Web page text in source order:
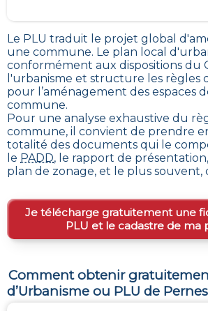
Le PLU traduit le projet global
une commune. Le plan local
conformément aux dispositions du
l'urbanisme et structure les règles
pour l’aménagement des espaces
commune.
Pour une analyse exhaustive du
commune, il convient de prendre
totalité des documents qui le
le PADD, le rapport de
plan de zonage, et le plus souvent,
Je télécharge gratuitement une
PLU et le cadastre de ma
Comment obtenir
d’Urbanisme ou PLU de